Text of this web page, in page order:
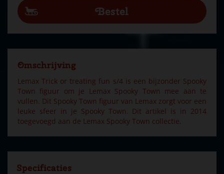
Omschrijving
Lemax Trick or treating fun s/4 is een bijzonder Spooky
Town figuur om je Lemax Spooky Town mee aan te
vullen. Dit Spooky Town figuur van Lemax zorgt voor een
leuke sfeer in je Spooky Town. Dit artikel is in 2014
toegevoegd aan de Lemax Spooky Town collectie.
Specificaties